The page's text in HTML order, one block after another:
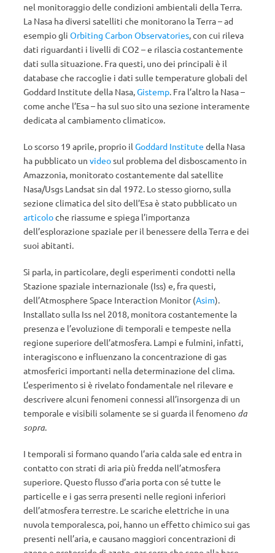
nel monitoraggio delle condizioni ambientali della Terra.
La Nasa ha diversi satelliti che monitorano la Terra – ad
esempio gli Orbiting Carbon Observatories, con cui rileva
dati riguardanti i livelli di CO2 – e rilascia costantemente
dati sulla situazione. Fra questi, uno dei principali è il
database che raccoglie i dati sulle temperature globali del
Goddard Institute della Nasa,Gistemp. Fra l’altro la Nasa –
come anche l’Esa – ha sul suo sito una sezione interamente
dedicata al cambiamento climatico».
Lo scorso 19 aprile, proprio il Goddard Institute della Nasa
ha pubblicato un videosul problema del disboscamento in
Amazzonia, monitorato costantemente dal satellite
Nasa/Usgs Landsat sin dal 1972. Lo stesso giorno, sulla
sezione climatica del sito dell’Esa è stato pubblicato un
articoloche riassume e spiega l’importanza
dell’esplorazione spaziale per il benessere della Terra e dei
suoi abitanti.
Si parla, in particolare, degli esperimenti condotti nella
Stazione spaziale internazionale (Iss) e, fra questi,
dell’Atmosphere Space Interaction Monitor (Asim).
Installato sulla Iss nel 2018, monitora costantemente la
presenza e l’evoluzione di temporali e tempeste nella
regione superiore dell’atmosfera. Lampi e fulmini, infatti,
interagiscono e influenzano la concentrazione di gas
atmosferici importanti nella determinazione del clima.
L’esperimento si è rivelato fondamentale nel rilevare e
descrivere alcuni fenomeni connessi all’insorgenza di un
temporale e visibili solamente se si guarda il fenomeno da
sopra.
I temporali si formano quando l’aria calda sale ed entra in
contatto con strati di aria più fredda nell’atmosfera
superiore. Questo flusso d’aria porta con sé tutte le
particelle e i gas serra presenti nelle regioni inferiori
dell’atmosfera terrestre. Le scariche elettriche in una
nuvola temporalesca, poi, hanno un effetto chimico sui gas
presenti nell’aria, e causano maggiori concentrazioni di